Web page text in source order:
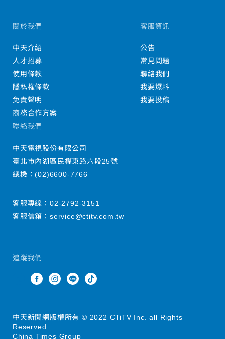
追蹤我們
關於我們
中天介紹
人才招募
使用條款
隱私權條款
免責聲明
商務合作方案
客服資訊
公告
常見問題
聯絡我們
我要爆料
我要投稿
聯絡我們
中天電視股份有限公司
臺北市內湖區民權東路六段25號
總機：(02)6600-7766
客服專線： 02-2792-3151
客服信箱： service@ctitv.com.tw
中天新聞網版權所有 © 2022 CTiTV Inc. all Rights
Reserved.
China Times Group